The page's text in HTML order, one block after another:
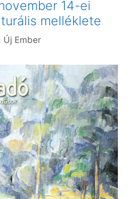
14-ei
melléklete
Új Ember